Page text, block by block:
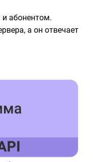
абонентом.
а он отвечает